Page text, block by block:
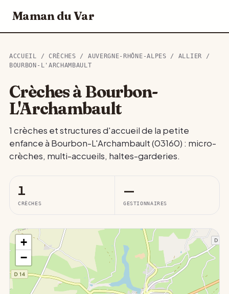
Maman du Var
ACCUEIL / CRÈCHES / AUVERGNE-RHÔNE-ALPES / ALLIER /
BOURBON-L'ARCHAMBAULT
Crèches à Bourbon-
L'Archambault
1 crèches et structures d'accueil de la petite
enfance à Bourbon-L'Archambault (03160) : micro-
crèches, multi-accueils, haltes-garderies.
1
CRÈCHES
—
GESTIONNAIRES
+
−